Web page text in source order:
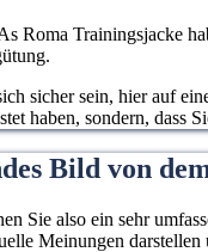
Roma Trainingsjacke
sicher sein, hier auf
haben, sondern, dass
Bild von
Sie also ein sehr
Meinungen